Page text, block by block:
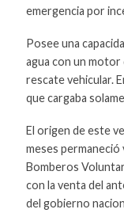
emergencia por
Posee una
agua con un motor
rescate vehicular.
que cargaba
El origen de este
meses permaneció
Bomberos
con la venta del
del gobierno